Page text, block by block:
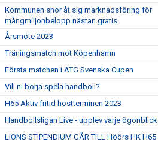
Kommunen snor åt sig marknadsföring för
mångmiljonbelopp nästan gratis
Årsmöte 2023
Träningsmatch mot Köpenhamn
Första matchen i ATG Svenska Cupen
Vill ni börja spela handboll?
H65 Aktiv fritid höstterminen 2023
Handbollsligan Live - upplev varje ögonblick
LIONS STIPENDIUM GÅR TILL Höörs HK H65